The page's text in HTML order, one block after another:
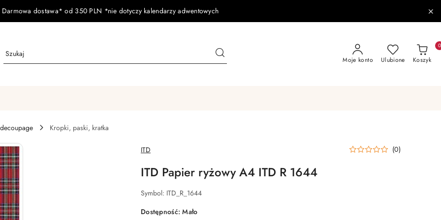
Darmowa dostawa* od 350 PLN *nie dotyczy kalendarzy adwentowych
Moje konto Ulubione Koszyk
0
Kropki, paski, kratka
NAZWA
PRODUCENTA:
ITD (0)
ITD Papier ryżowy A4 ITD R 1644
Symbol: ITD_R_1644
Dostępność:Mało